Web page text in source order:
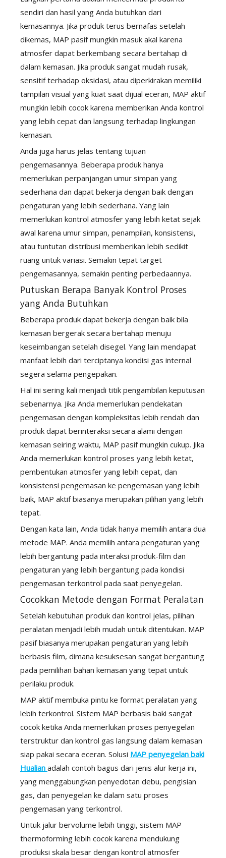
sendiri dan hasil yang Anda butuhkan dari
kemasannya. Jika produk terus bernafas setelah
dikemas, MAP pasif mungkin masuk akal karena
atmosfer dapat berkembang secara bertahap di
dalam kemasan. Jika produk sangat mudah rusak,
sensitif terhadap oksidasi, atau diperkirakan memiliki
tampilan visual yang kuat saat dijual eceran, MAP aktif
mungkin lebih cocok karena memberikan Anda kontrol
yang lebih cepat dan langsung terhadap lingkungan
kemasan.
Anda juga harus jelas tentang tujuan
pengemasannya. Beberapa produk hanya
memerlukan perpanjangan umur simpan yang
sederhana dan dapat bekerja dengan baik dengan
pengaturan yang lebih sederhana. Yang lain
memerlukan kontrol atmosfer yang lebih ketat sejak
awal karena umur simpan, penampilan, konsistensi,
atau tuntutan distribusi memberikan lebih sedikit
ruang untuk variasi. Semakin tepat target
pengemasannya, semakin penting perbedaannya.
Putuskan Berapa Banyak Kontrol Proses
yang Anda Butuhkan
Beberapa produk dapat bekerja dengan baik bila
kemasan bergerak secara bertahap menuju
keseimbangan setelah disegel. Yang lain mendapat
manfaat lebih dari terciptanya kondisi gas internal
segera selama pengepakan.
Hal ini sering kali menjadi titik pengambilan keputusan
sebenarnya. Jika Anda memerlukan pendekatan
pengemasan dengan kompleksitas lebih rendah dan
produk dapat berinteraksi secara alami dengan
kemasan seiring waktu, MAP pasif mungkin cukup. Jika
Anda memerlukan kontrol proses yang lebih ketat,
pembentukan atmosfer yang lebih cepat, dan
konsistensi pengemasan ke pengemasan yang lebih
baik, MAP aktif biasanya merupakan pilihan yang lebih
tepat.
Dengan kata lain, Anda tidak hanya memilih antara dua
metode MAP. Anda memilih antara pengaturan yang
lebih bergantung pada interaksi produk-film dan
pengaturan yang lebih bergantung pada kondisi
pengemasan terkontrol pada saat penyegelan.
Cocokkan Metode dengan Format Peralatan
Setelah kebutuhan produk dan kontrol jelas, pilihan
peralatan menjadi lebih mudah untuk ditentukan. MAP
pasif biasanya merupakan pengaturan yang lebih
berbasis film, dimana kesuksesan sangat bergantung
pada pemilihan bahan kemasan yang tepat untuk
perilaku produk.
MAP aktif membuka pintu ke format peralatan yang
lebih terkontrol. Sistem MAP berbasis baki sangat
cocok ketika Anda memerlukan proses penyegelan
terstruktur dan kontrol gas langsung dalam kemasan
siap pakai secara eceran. Solusi MAP penyegelan baki
Hualian adalah contoh bagus dari jenis alur kerja ini,
yang menggabungkan penyedotan debu, pengisian
gas, dan penyegelan ke dalam satu proses
pengemasan yang terkontrol.
Untuk jalur bervolume lebih tinggi, sistem MAP
thermoforming lebih cocok karena mendukung
produksi skala besar dengan kontrol atmosfer